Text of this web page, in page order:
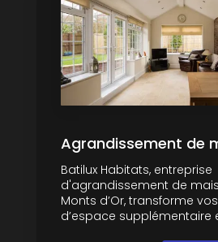
Agrandissement de
Batilux Habitats, entreprise
d'agrandissement de
Monts d’Or, transforme
d’espace supplémentaire